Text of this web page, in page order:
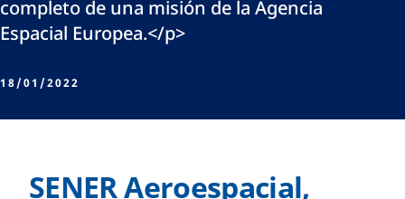
completo de una misión de la Agencia
Espacial Europea.</p>
18/01/2022
SENER Aeroespacial,